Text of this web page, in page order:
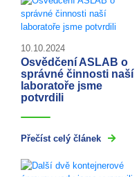
10.10.2024
Osvědčení ASLAB o
správné činnosti naší
laboratoře jsme
potvrdili
Přečíst celý článek